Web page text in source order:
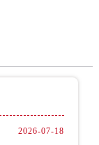
山西省朔州市朔城区怡西路与鄯阳西街交汇处售后服务中心（需提前预约）
2026-07-18